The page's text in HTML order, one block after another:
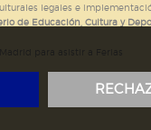
legales e
de Educación, Cultura y